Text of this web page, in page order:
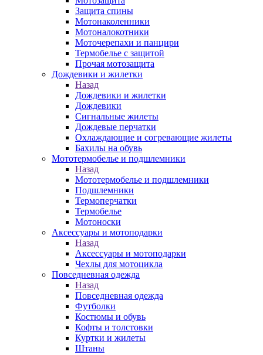
Защита спины
Мотонаколенники
Мотоналокотники
Моточерепахи и панцири
Термобелье с защитой
Прочая мотозащита
Дождевики и жилетки
Назад
Дождевики и жилетки
Дождевики
Сигнальные жилеты
Дождевые перчатки
Охлаждающие и согревающие жилеты
Бахилы на обувь
Мототермобелье и подшлемники
Назад
Мототермобелье и подшлемники
Подшлемники
Термоперчатки
Термобелье
Мотоноски
Аксессуары и мотоподарки
Назад
Аксессуары и мотоподарки
Чехлы для мотоцикла
Повседневная одежда
Назад
Повседневная одежда
Футболки
Костюмы и обувь
Кофты и толстовки
Куртки и жилеты
Штаны